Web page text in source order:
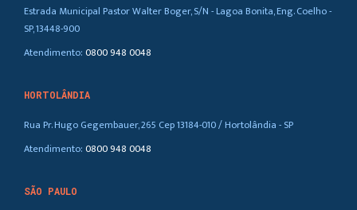
Estrada Municipal Pastor Walter Boger, S/N - Lagoa Bonita, Eng. Coelho -
SP, 13448-900
Atendimento:0800 948 0048
HORTOLÂNDIA
Rua Pr. Hugo Gegembauer, 265 Cep 13184-010 / Hortolândia - SP
Atendimento:0800 948 0048
SÃO PAULO